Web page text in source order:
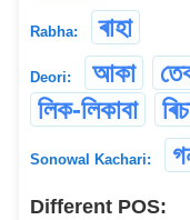
Rabha: ৰাহা
Deori: আকা
লিক-লিকাবা
Sonowal Kachari:
Different POS: